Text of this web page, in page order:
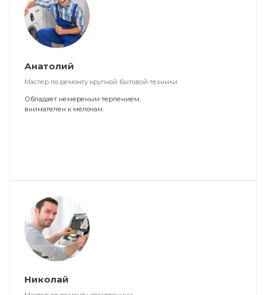
Анатолий
Мастер по ремонту крупной бытовой техники
Обладает немереным терпением,
внимателен к мелочам.
Николай